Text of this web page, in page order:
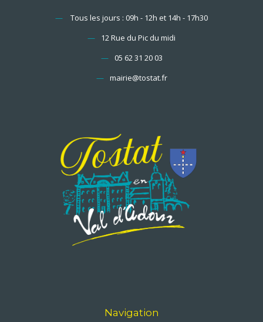
—
Tous les jours : 09h - 12h et 14h - 17h30
—
12 Rue du Pic du midi
— 05 62 31 20 03
— mairie@tostat.fr
Navigation